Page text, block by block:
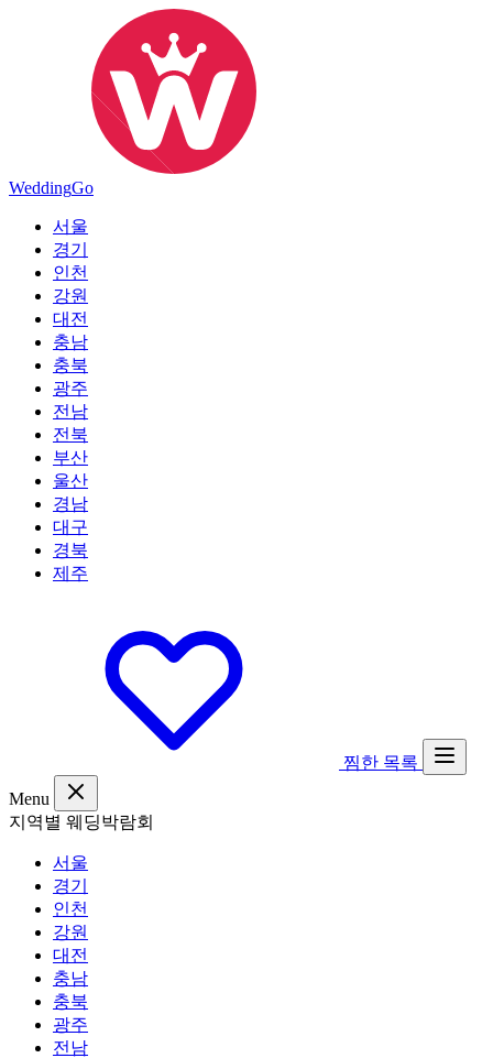
WeddingGo
서울
경기
인천
강원
대전
충남
충북
광주
전남
전북
부산
울산
경남
대구
경북
제주
찜한 목록
Menu
지역별 웨딩박람회
서울
경기
인천
강원
대전
충남
충북
광주
전남